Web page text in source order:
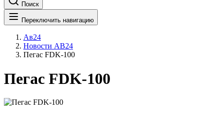
Поиск
Переключить навигацию
Ав24
Новости АВ24
Пегас FDK-100
Пегас FDK-100